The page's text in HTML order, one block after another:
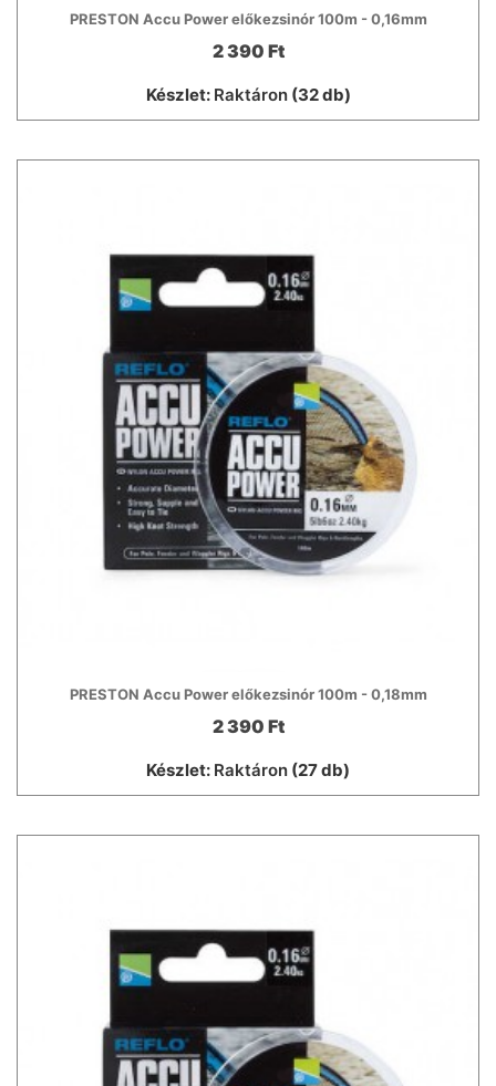
PRESTON Accu Power előkezsinór 100m - 0,16mm
2 390 Ft
Készlet: Raktáron(32 db)
PRESTON Accu Power előkezsinór 100m - 0,18mm
2 390 Ft
Készlet: Raktáron (27 db)